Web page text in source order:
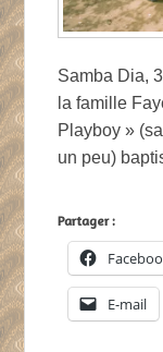
Samba Dia,
la famille
Playboy »
un peu)
Partager :
E-mail